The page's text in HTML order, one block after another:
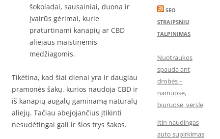
šokoladai, sausainiai, duona ir
įvairūs gėrimai, kurie
praturtinami kanapių ar CBD
aliejaus maistinėmis
medžiagomis.
Tikėtina, kad šiai dienai yra ir daugiau
pramonės šakų, kurios naudoja CBD ir
iš kanapių augalų gaminamą natūralų
aliejų. Tačiau abejojančius įtikinti
nesudėtingai gali ir šios trys šakos.
SEO
STRAIPSNIU
TALPINIMAS
Nuotraukos
spauda ant
drobės –
namuose,
biuruose, versle
Itin naudingas
auto supirkimas